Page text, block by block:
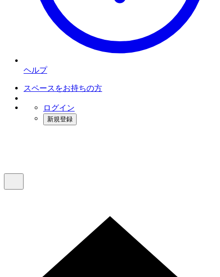
ヘルプ
スペースをお持ちの方
ログイン
新規登録